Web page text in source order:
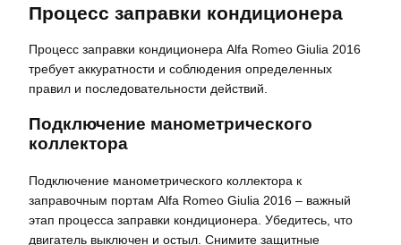
Процесс заправки кондиционера
Процесс заправки кондиционера Alfa Romeo Giulia 2016
требует аккуратности и соблюдения определенных
правил и последовательности действий.
Подключение манометрического
коллектора
Подключение манометрического коллектора к
заправочным портам Alfa Romeo Giulia 2016 – важный
этап процесса заправки кондиционера. Убедитесь, что
двигатель выключен и остыл. Снимите защитные